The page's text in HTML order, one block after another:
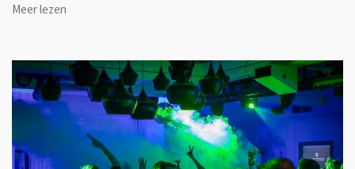
Meer lezen